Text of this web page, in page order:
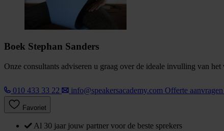
Boek Stephan Sanders
Onze consultants adviseren u graag over de ideale invulling van
010 433 33 22 info@speakersacademy.com Offerte aanvragen
Favoriet
Al 30 jaar jouw partner voor de beste sprekers